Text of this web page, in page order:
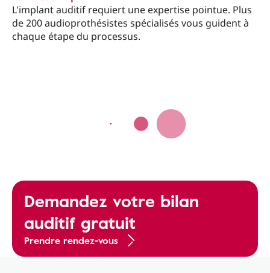
L'implant auditif requiert une expertise pointue. Plus
de 200 audioprothésistes spécialisés vous guident à
chaque étape du processus.
Demandez votre bilan
auditif gratuit
Prendre rendez-vous